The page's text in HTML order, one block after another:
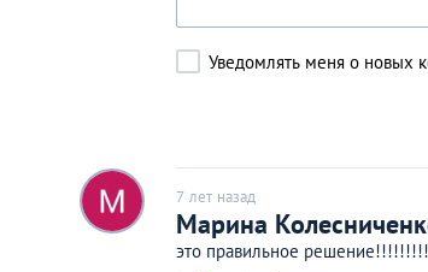
Уведомлять меня о новых
7 лет назад
Марина
это правильное